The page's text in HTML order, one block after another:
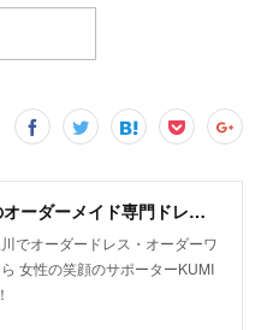
名古屋 豊橋のオーダーメイド専門ドレスデザイナー KUMI OHARA
オーダードレス・オーダーワ
女性の笑顔のサポーターKUMI